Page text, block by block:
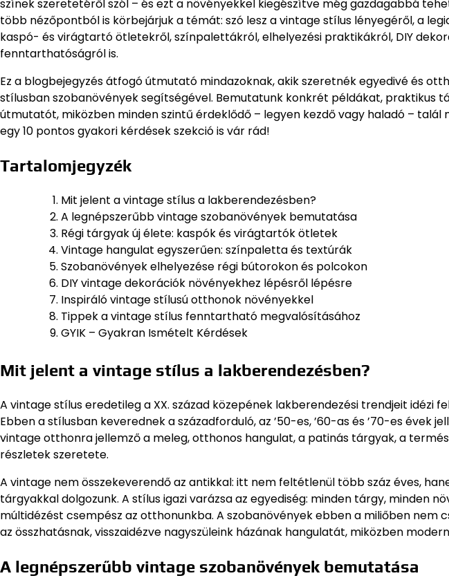
színek szeretetéről szól – és ezt a növényekkel kiegészítve még gazdagabbá
több nézőpontból is körbejárjuk a témát: szó lesz a vintage stílus lényegéről, a
kaspó- és virágtartó ötletekről, színpalettákról, elhelyezési praktikákról, DIY
fenntarthatóságról is.
Ez a blogbejegyzés átfogó útmutató mindazoknak, akik szeretnék egyedivé és
stílusban szobanövények segítségével. Bemutatunk konkrét példákat, praktikus
útmutatót, miközben minden szintű érdeklődő – legyen kezdő vagy haladó – talál
egy 10 pontos gyakori kérdések szekció is vár rád!
Tartalomjegyzék
Mit jelent a vintage stílus a lakberendezésben?
A legnépszerűbb vintage szobanövények bemutatása
Régi tárgyak új élete: kaspók és virágtartók ötletek
Vintage hangulat egyszerűen: színpaletta és textúrák
Szobanövények elhelyezése régi bútorokon és polcokon
DIY vintage dekorációk növényekhez lépésről lépésre
Inspiráló vintage stílusú otthonok növényekkel
Tippek a vintage stílus fenntartható megvalósításához
GYIK – Gyakran Ismételt Kérdések
Mit jelent a vintage stílus a lakberendezésben?
A vintage stílus eredetileg a XX. század közepének lakberendezési trendjeit idézi
Ebben a stílusban keverednek a századforduló, az ’50-es, ’60-as és ’70-es évek
vintage otthonra jellemző a meleg, otthonos hangulat, a patinás tárgyak, a
részletek szeretete.
A vintage nem összekeverendő az antikkal: itt nem feltétlenül több száz éves,
tárgyakkal dolgozunk. A stílus igazi varázsa az egyediség: minden tárgy, minden
múltidézést csempész az otthonunkba. A szobanövények ebben a miliőben nem
az összhatásnak, visszaidézve nagyszüleink házának hangulatát, miközben
A legnépszerűbb vintage szobanövények bemutatása